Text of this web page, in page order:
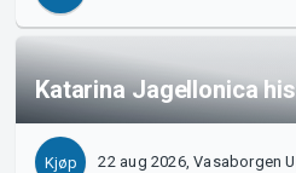
Katarina Jagellonica
Kjøp 22 aug 2026, Vasaborgen